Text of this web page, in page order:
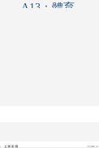
A13：體育